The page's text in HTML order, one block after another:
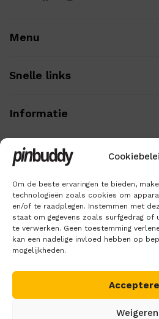
Om de beste ervaringen te bieden,
technologieën zoals cookies om
en/of te raadplegen. Instemmen met
staat om gegevens zoals surfgedrag of
te verwerken. Geen toestemming
kan een nadelige invloed hebben op
mogelijkheden.
Weigeren
Menu
Snelle links
Informatie